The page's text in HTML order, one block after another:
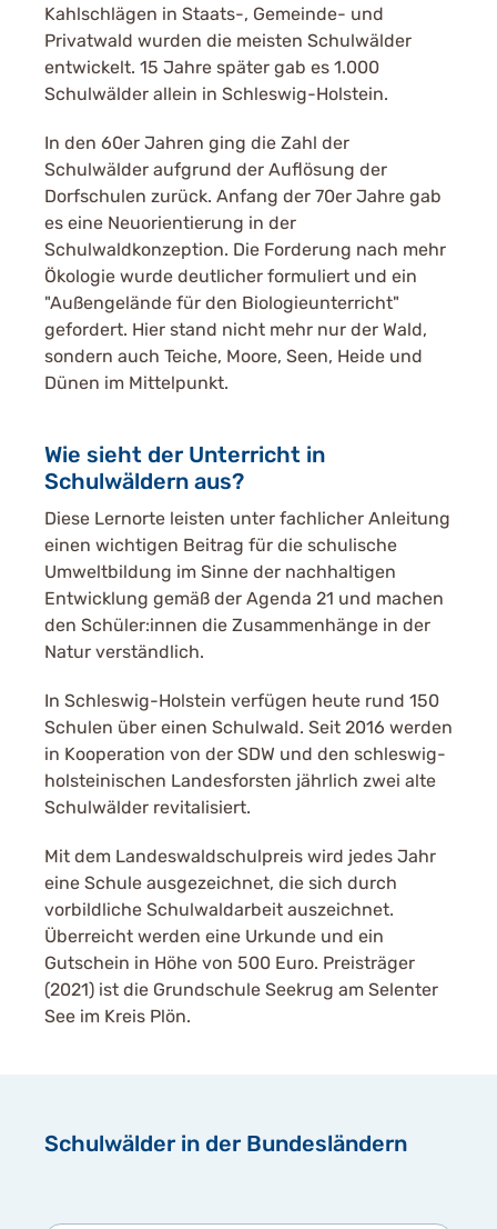
Kahlschlägen in Staats-, Gemeinde- und
Privatwald wurden die meisten Schulwälder
entwickelt. 15 Jahre später gab es 1.000
Schulwälder allein in Schleswig-Holstein.
In den 60er Jahren ging die Zahl der
Schulwälder aufgrund der Auflösung der
Dorfschulen zurück. Anfang der 70er Jahre gab
es eine Neuorientierung in der
Schulwaldkonzeption. Die Forderung nach mehr
Ökologie wurde deutlicher formuliert und ein
"Außengelände für den Biologieunterricht"
gefordert. Hier stand nicht mehr nur der Wald,
sondern auch Teiche, Moore, Seen, Heide und
Dünen im Mittelpunkt.
Wie sieht der Unterricht in
Schulwäldern aus?
Diese Lernorte leisten unter fachlicher Anleitung
einen wichtigen Beitrag für die schulische
Umweltbildung im Sinne der nachhaltigen
Entwicklung gemäß der Agenda 21 und machen
den Schüler:innen die Zusammenhänge in der
Natur verständlich.
In Schleswig-Holstein verfügen heute rund 150
Schulen über einen Schulwald. Seit 2016 werden
in Kooperation von der SDW und den schleswig-
holsteinischen Landesforsten jährlich zwei alte
Schulwälder revitalisiert.
Mit dem Landeswaldschulpreis wird jedes Jahr
eine Schule ausgezeichnet, die sich durch
vorbildliche Schulwaldarbeit auszeichnet.
Überreicht werden eine Urkunde und ein
Gutschein in Höhe von 500 Euro. Preisträger
(2021) ist die Grundschule Seekrug am Selenter
See im Kreis Plön.
Schulwälder in der Bundesländern